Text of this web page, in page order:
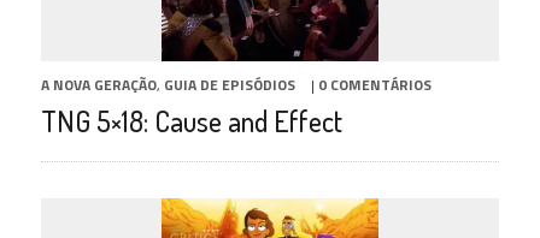
A NOVA GERAÇÃO, GUIA DE EPISÓDIOS | 0 COMENTÁRIOS
TNG 5×18: Cause and Effect